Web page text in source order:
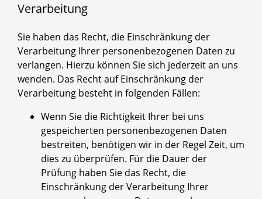
Verarbeitung
Sie haben das Recht, die Einschränkung der
Verarbeitung Ihrer personenbezogenen Daten zu
verlangen. Hierzu können Sie sich jederzeit an uns
wenden. Das Recht auf Einschränkung der
Verarbeitung besteht in folgenden Fällen:
Wenn Sie die Richtigkeit Ihrer bei uns
gespeicherten personenbezogenen Daten
bestreiten, benötigen wir in der Regel Zeit, um
dies zu überprüfen. Für die Dauer der
Prüfung haben Sie das Recht, die
Einschränkung der Verarbeitung Ihrer